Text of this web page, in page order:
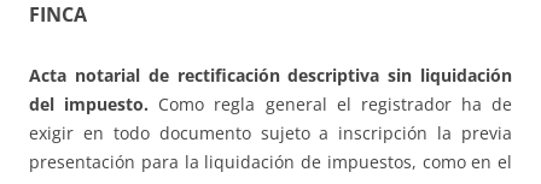
FINCA
Acta notarial de rectificación descriptiva sin liquidación
del impuesto. Como regla general el registrador ha de
exigir en todo documento sujeto a inscripción la previa
presentación para la liquidación de impuestos, como en el